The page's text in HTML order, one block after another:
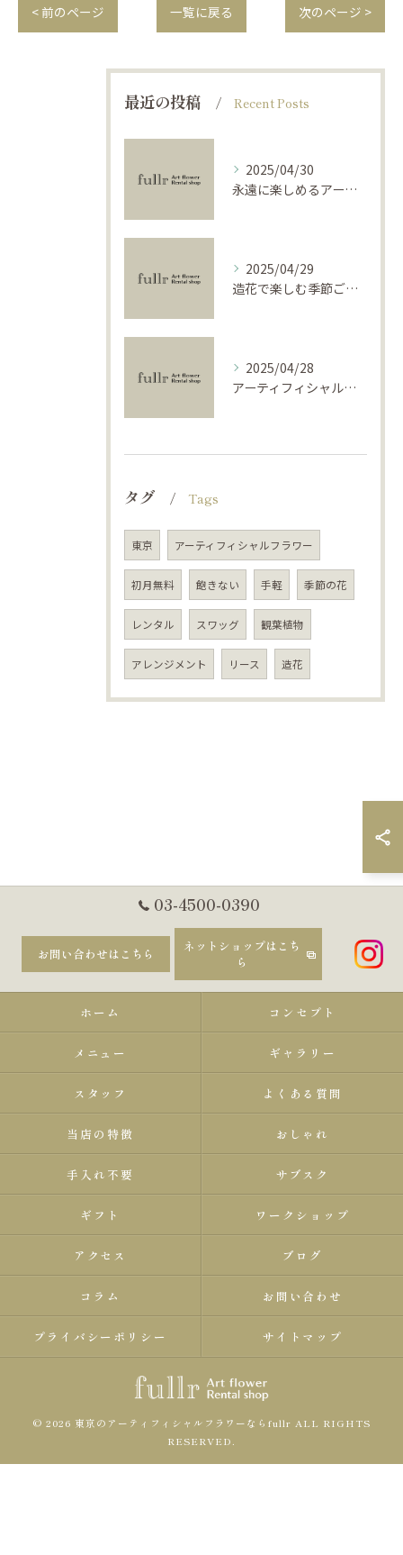
< 前のページ 一覧に戻る 次のページ >
最近の投稿 Recent Posts
2025/04/30
永遠に楽しめるアーティフィシャルフラワーの使い方
2025/04/29
造花で楽しむ季節ごとのインテリア
2025/04/28
アーティフィシャルフラワーで学ぶ基礎と活用法
タグ Tags
東京 アーティフィシャルフラワー
初月無料 飽きない 手軽 季節の花
レンタル スワッグ 観葉植物
アレンジメント リース 造花
03-4500-0390
お問い合わせはこちら
ネットショップはこち
ら
ホーム コンセプト
メニュー ギャラリー
スタッフ よくある質問
当店の特徴 おしゃれ
手入れ不要 サブスク
ギフト ワークショップ
アクセス ブログ
コラム お問い合わせ
プライバシーポリシー サイトマップ
© 2026 東京のアーティフィシャルフラワーならfullr ALL RIGHTS
RESERVED.